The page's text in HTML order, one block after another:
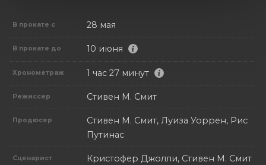
В прокате с 28 мая
В прокате до 10 июня
Хронометраж 1 час 27 минут
Режиссер Стивен М. Смит
Продюсер
Стивен М. Смит, Луиза Уоррен, Рис
Путинас
Сценарист Кристофер Джолли, Стивен М. Смит